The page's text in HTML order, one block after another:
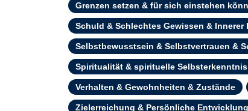
Grenzen setzen & für sich einstehen
Schuld & Schlechtes Gewissen & Innerer
Selbstbewusstsein & Selbstvertrauen &
Spiritualität & spirituelle
Verhalten & Gewohnheiten & Zustände
Zielerreichung & Persönliche